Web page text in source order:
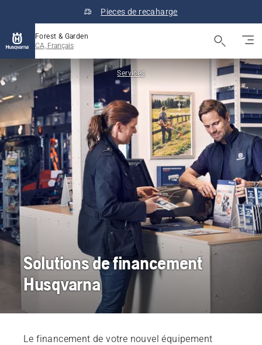
Pieces de recaharge
Forest & Garden
CA, Français
Services
Solutions de financement
Husqvarna
Le financement de votre nouvel équipement